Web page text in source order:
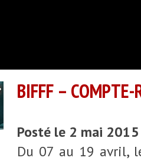
BIFFF –
Posté le 2 mai
Du 07 au 19 avril,